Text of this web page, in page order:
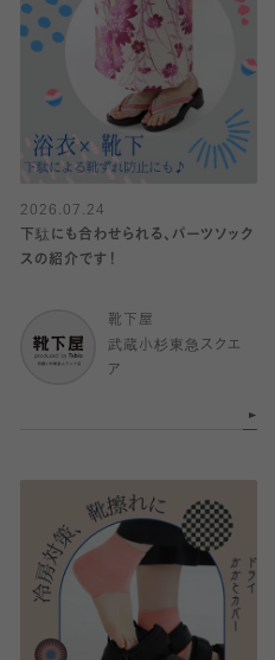
2026.07.24
下駄にも合わせられる、パーツソック
スの紹介です！
靴下屋
武蔵小杉東急スクエ
ア